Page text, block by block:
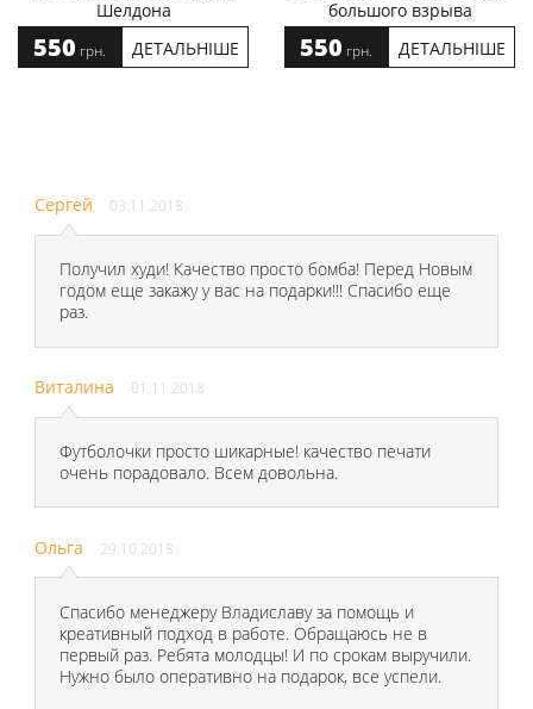
Шелдона
550 грн. ДЕТАЛЬНІШЕ
большого взрыва
550 грн. ДЕТАЛЬНІШЕ
Сергей 03.11.2018
Получил худи! Качество просто бомба! Перед Новым
годом еще закажу у вас на подарки!!! Спасибо еще
раз.
Виталина 01.11.2018
Футболочки просто шикарные! качество печати
очень порадовало. Всем довольна.
Ольга 29.10.2018
Спасибо менеджеру Владиславу за помощь и
креативный подход в работе. Обращаюсь не в
первый раз. Ребята молодцы! И по срокам выручили.
Нужно было оперативно на подарок, все успели.